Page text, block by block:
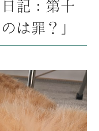
記：第十
は罪？」